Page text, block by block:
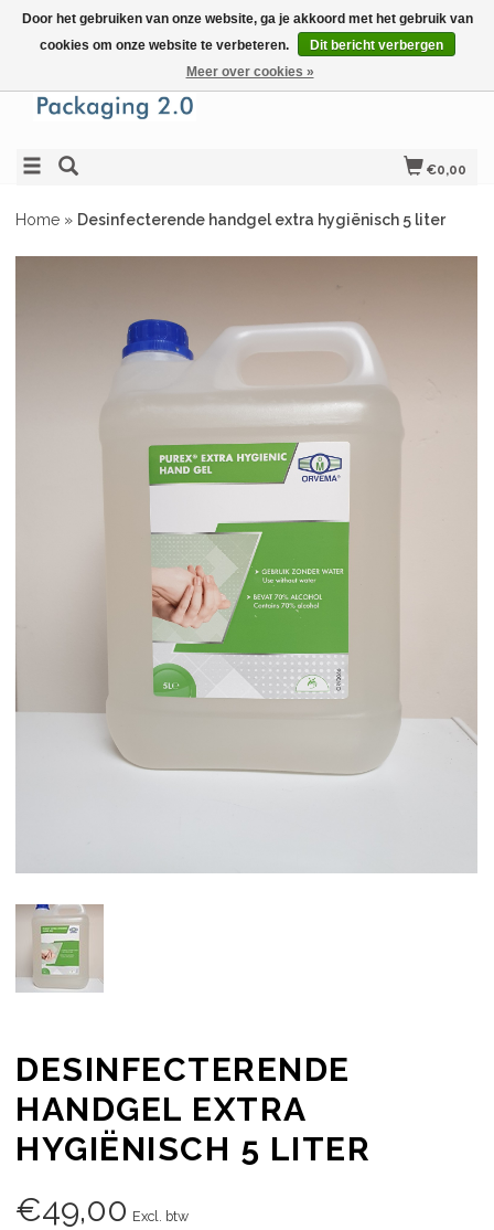
€0,00
Home » Desinfecterende handgel extra hygiënisch 5 liter
DESINFECTERENDE
HANDGEL EXTRA
HYGIËNISCH 5 LITER
€49,00 Excl. btw
Door het gebruiken van onze website, ga je akkoord met het gebruik van
cookies om onze website te verbeteren.
Dit bericht verbergen
Meer over cookies »